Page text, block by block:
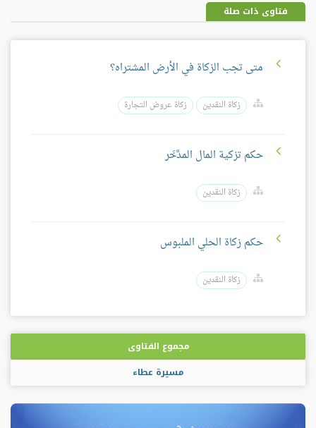
فتاوى ذات صلة
متى تجب الزكاة في الأرض المشتراه؟
زكاة النقدين زكاة عروض التجارة
حكم تزكية المال المدَّخَر
زكاة النقدين
حكم زكاة الحلي الملبوس
زكاة النقدين
مجموع الفتاوى
مسيرة عطاء